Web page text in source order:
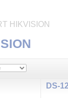
HIKVISION
DS-